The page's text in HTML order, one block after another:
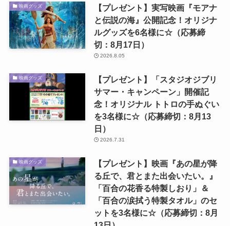
映画グッズ
【プレゼント】実写映画『モアナ
と伝説の海』公開記念！オリジナ
ルグッズを6名様に☆（応募締
切：8月17日）
2026.8.05
映画グッズ
【プレゼント】「スタジオジブリ
サマー・キャンペーン」開催記
念！オリジナル トトロの手ぬぐい
を3名様に☆（応募締切：8月13
日）
2026.7.31
映画グッズ
【プレゼント】映画『あの星が降
る丘で、君とまた出会いたい。』
「百合の花香る特製しおり」＆
「百合の涙拭う特製タオル」のセ
ットを3名様に☆（応募締切：8月